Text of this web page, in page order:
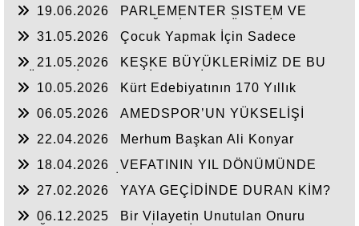
19.06.2026
PARLEMENTER SISTEM VE
DEĞERLENDIRME
31.05.2026
Çocuk Yapmak İçin Sadece
21.05.2026
KEŞKE BÜYÜKLERİMİZ DE BU
10.05.2026
Kürt Edebiyatının 170 Yıllık
06.05.2026
AMEDSPOR’UN YÜKSELİŞİ
22.04.2026
Merhum Başkan Ali Konyar
18.04.2026
VEFATININ YIL DÖNÜMÜNDE
27.02.2026
YAYA GEÇİDİNDE DURAN KİM?
06.12.2025
Bir Vilayetin Unutulan Onuru